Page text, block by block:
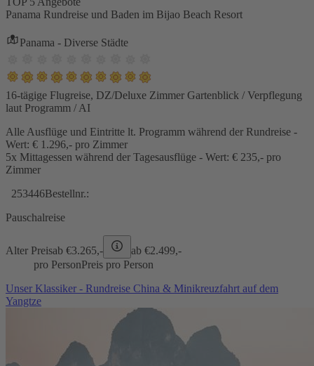
Panama Rundreise und Baden im Bijao Beach Resort
Panama - Diverse Städte
16-tägige Flugreise, DZ/Deluxe Zimmer Gartenblick / Verpflegung
laut Programm / AI
Alle Ausflüge und Eintritte lt. Programm während der Rundreise -
Wert: € 1.296,- pro Zimmer
5x Mittagessen während der Tagesausflüge - Wert: € 235,- pro
Zimmer
253446Bestellnr.:
Pauschalreise
Alter Preisab €3.265,- ab €2.499,-
pro PersonPreis pro Person
Unser Klassiker - Rundreise China & Minikreuzfahrt auf dem
Yangtze